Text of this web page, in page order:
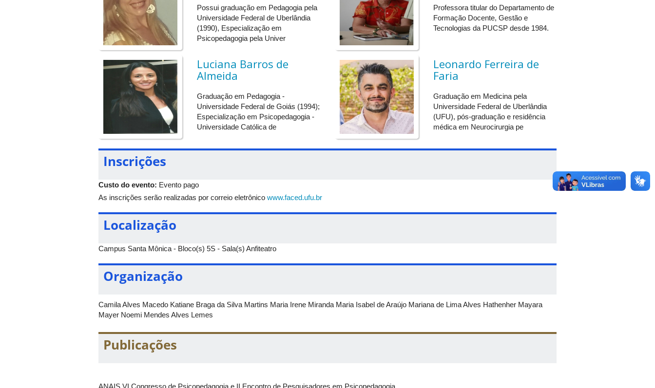
14/11/2019 - Quinta-
feira
Conferência de Encerramento GEPPE em uma década de aprendizagens: a construção do caminho na caminhada
14/11/2019 - Quinta-
feira
17:30
Mini Cursos Temas variados
14/11/2019 - Quinta-
feira
Atividade Cultural de
Encerramento
Jantar Dançante
Possui graduação em Pedagogia pela
Universidade Federal de Uberlândia
(1990), Especialização em
Psicopedagogia pela Univer
Professora titular do Departamento de
Formação Docente, Gestão e
Tecnologias da PUCSP desde 1984.
Luciana Barros de
Almeida
Graduação em Pedagogia -
Universidade Federal de Goiás (1994);
Especialização em Psicopedagogia -
Universidade Católica de
Leonardo Ferreira de
Faria
Graduação em Medicina pela
Universidade Federal de Uberlândia
(UFU), pós-graduação e residência
médica em Neurocirurgia pe
Inscrições
Custo do evento: Evento pago
As inscrições serão realizadas por correio eletrônico www.faced.ufu.br
Localização
Campus Santa Mônica - Bloco(s) 5S - Sala(s) Anfiteatro
Organização
Camila Alves Macedo Katiane Braga da Silva Martins Maria Irene Miranda Maria Isabel de Araújo Mariana de Lima Alves Hathenher Mayara
Mayer Noemi Mendes Alves Lemes
Publicações
ANAIS VI Congresso de Psicopedagogia e II Encontro de Pesquisadores em Psicopedagogia